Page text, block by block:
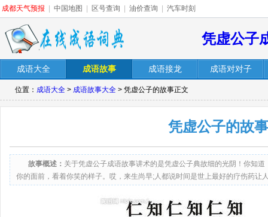
成都天气预报 中国地图 区号查询 油价查询 汽车时刻
凭虚公子
成语大全 成语故事 成语接龙 成语对对子
位置： 成语大全 > 成语故事大全 > 凭虚公子的故事正文
凭虚公子的故事
故事概述： 关于凭虚公子成语故事讲术的是凭虚公子典故细的光阴！你知
你的面前，看着你笑的样子。哎，来生尚早;人都说时间是世上最好的疗伤药让